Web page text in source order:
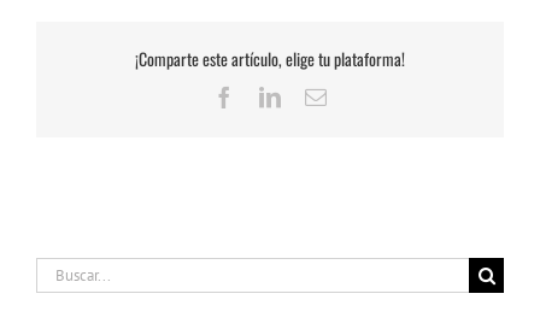
¡Comparte este artículo, elige tu plataforma!
Facebook
LinkedInCorreo
Buscar: